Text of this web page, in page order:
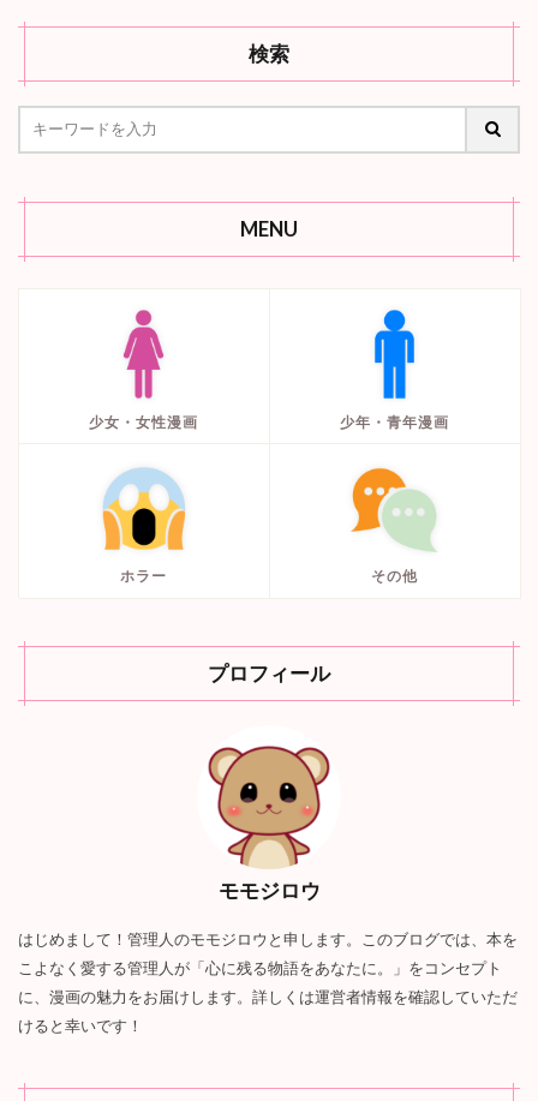
検索
MENU
少女・女性漫画 少年・青年漫画
ホラー その他
プロフィール
モモジロウ
はじめまして！管理人のモモジロウと申します。このブログでは、本を
こよなく愛する管理人が「心に残る物語をあなたに。」をコンセプト
に、漫画の魅力をお届けします。詳しくは運営者情報を確認していただ
けると幸いです！